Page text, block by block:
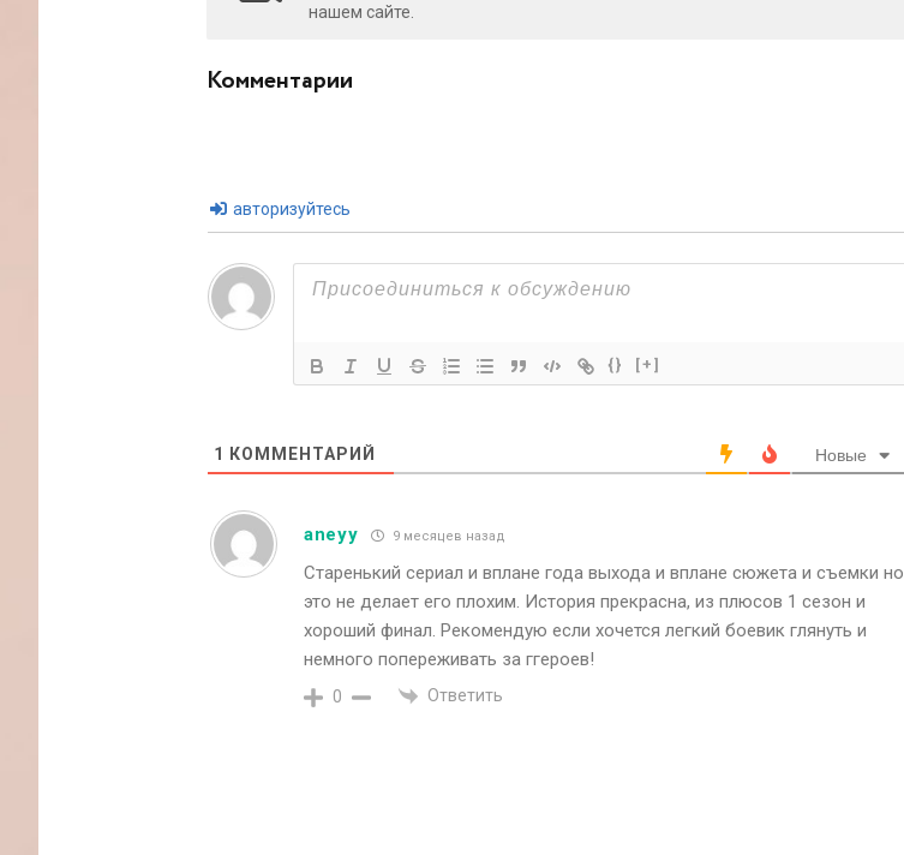
нашем сайте.
Комментарии
авторизуйтесь
{} [+]
1 КОММЕНТАРИЙ Новые
aneyy 9 месяцев назад
Старенький сериал и вплане года выхода и вплане сюжета и съемки но
это не делает его плохим. История прекрасна, из плюсов 1 сезон и
хороший финал. Рекомендую если хочется легкий боевик глянуть и
немного попереживать за ггероев!
0 Ответить